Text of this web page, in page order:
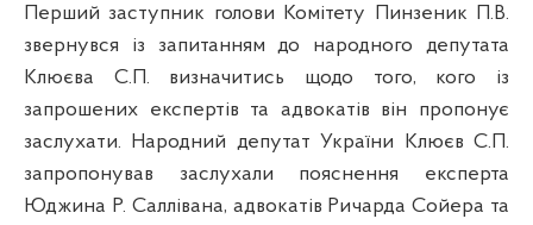
Перший заступник голови Комітету Пинзеник П.В.
звернувся із запитанням до народного депутата
Клюєва С.П. визначитись щодо того, кого із
запрошених експертів та адвокатів він пропонує
заслухати. Народний депутат України Клюєв С.П.
запропонував заслухали пояснення експерта
Юджина Р. Саллівана, адвокатів РичардаСойера та